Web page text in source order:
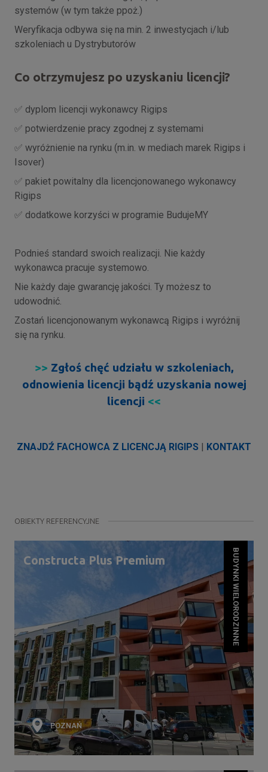
systemów (w tym także ppoż.)
Weryfikacja odbywa się na min. 2 inwestycjach i/lub
szkoleniach u Dystrybutorów
Co otrzymujesz po uzyskaniu licencji?
✅ dyplom licencji wykonawcy Rigips
✅ potwierdzenie pracy zgodnej z systemami
✅ wyróżnienie na rynku (m.in. w mediach marek Rigips i
Isover)
✅ pakiet powitalny dla licencjonowanego wykonawcy
Rigips
✅ dodatkowe korzyści w programie BudujeMY
Podnieś standard swoich realizacji. Nie każdy
wykonawca pracuje systemowo.
Nie każdy daje gwarancję jakości. Ty możesz to
udowodnić.
Zostań licencjonowanym wykonawcą Rigips i wyróżnij
się na rynku.
>> Zgłoś chęć udziału w szkoleniach,
odnowienia licencji bądź uzyskania nowej
licencji <<
ZNAJDŹ FACHOWCA Z LICENCJĄ RIGIPS | KONTAKT
OBIEKTY REFERENCYJNE
Constructa Plus Premium
POZNAŃ
BUDYNKI WIELORODZINNE